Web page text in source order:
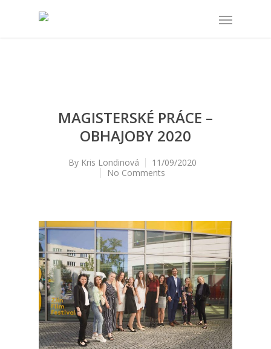
MAGISTERSKÉ PRÁCE –
OBHAJOBY 2020
By Kris Londinová
11/09/2020
No Comments